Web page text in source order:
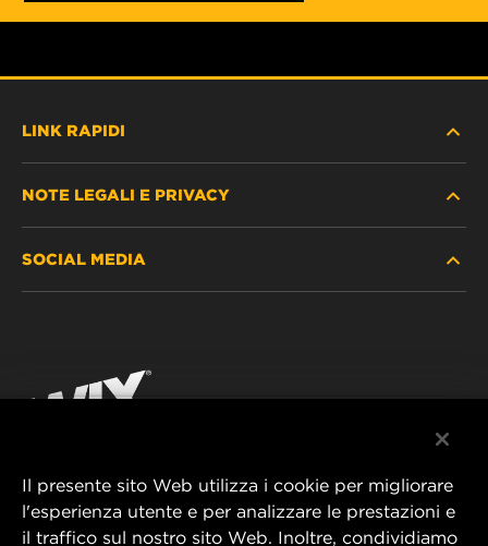
LINK RAPIDI
DOVE ACQUISTARE
CONTATTACI
NOTE LEGALI E PRIVACY
IMPRESSUM
SOCIAL MEDIA
YouTube
MANN+HUMMEL FT Poland
Il presente sito Web utilizza i cookie per migliorare
l'esperienza utente e per analizzare le prestazioni e
il traffico sul nostro sito Web. Inoltre, condividiamo